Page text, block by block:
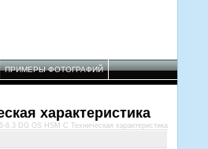
ПРИМЕРЫ ФОТОГРАФИЙ
характеристика
6.3 DG OS HSM C Техническая характеристика